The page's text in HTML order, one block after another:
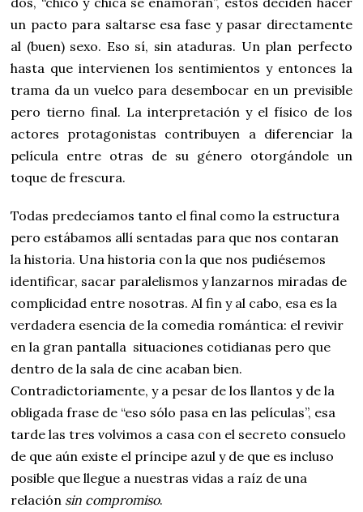
un pacto para saltarse esa fase y pasar directamente
al (buen) sexo. Eso sí, sin ataduras. Un plan perfecto
hasta que intervienen los sentimientos y entonces la
trama da un vuelco para desembocar en un previsible
pero tierno final. La interpretación y el físico de los
actores protagonistas contribuyen a diferenciar la
película entre otras de su género otorgándole un
toque de frescura.
Todas predecíamos tanto el final como la estructura
pero estábamos allí sentadas para que nos contaran
la historia. Una historia con la que nos pudiésemos
identificar, sacar paralelismos y lanzarnos miradas de
complicidad entre nosotras. Al fin y al cabo, esa es la
verdadera esencia de la comedia romántica: el revivir
en la gran pantalla situaciones cotidianas pero que
dentro de la sala de cine acaban bien.
Contradictoriamente, y a pesar de los llantos y de la
obligada frase de “eso sólo pasa en las películas”, esa
tarde las tres volvimos a casa con el secreto consuelo
de que aún existe el príncipe azul y de que es incluso
posible que llegue a nuestras vidas a raíz de una
relación sin compromiso.